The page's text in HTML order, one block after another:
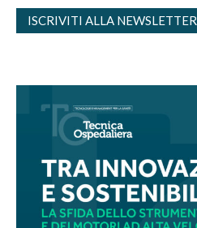
ISCRIVITI ALLA NEWSLETTER